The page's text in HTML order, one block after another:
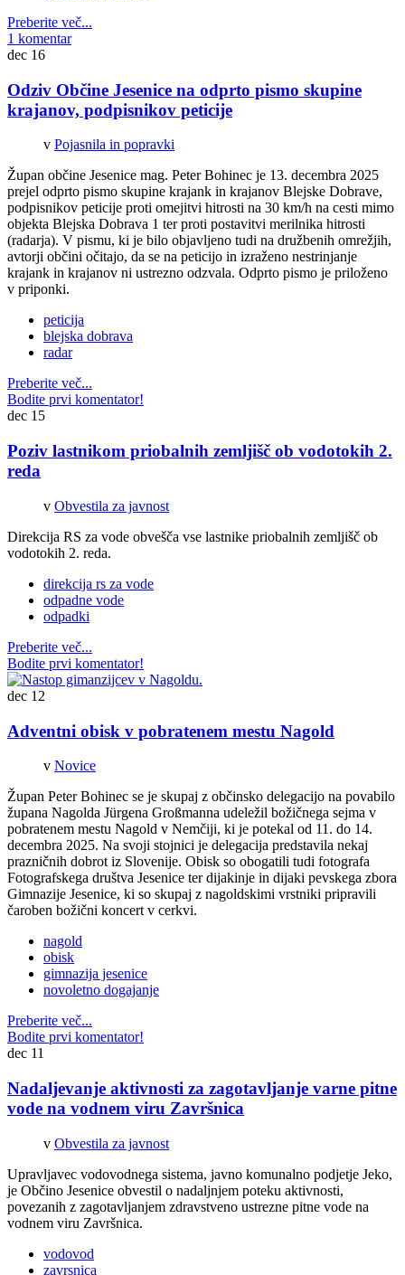
Preberite več...
1 komentar
dec 16
Odziv Občine Jesenice na odprto pismo skupine
krajanov, podpisnikov peticije
v Pojasnila in popravki
Župan občine Jesenice mag. Peter Bohinec je 13. decembra 2025
prejel odprto pismo skupine krajank in krajanov Blejske Dobrave,
podpisnikov peticije proti omejitvi hitrosti na 30 km/h na cesti mimo
objekta Blejska Dobrava 1 ter proti postavitvi merilnika hitrosti
(radarja). V pismu, ki je bilo objavljeno tudi na družbenih omrežjih,
avtorji občini očitajo, da se na peticijo in izraženo nestrinjanje
krajank in krajanov ni ustrezno odzvala. Odprto pismo je priloženo
v priponki.
peticija
blejska dobrava
radar
Preberite več...
Bodite prvi komentator!
dec 15
Poziv lastnikom priobalnih zemljišč ob vodotokih 2.
reda
v Obvestila za javnost
Direkcija RS za vode obvešča vse lastnike priobalnih zemljišč ob
vodotokih 2. reda.
direkcija rs za vode
odpadne vode
odpadki
Preberite več...
Bodite prvi komentator!
dec 12
Adventni obisk v pobratenem mestu Nagold
v Novice
Župan Peter Bohinec se je skupaj z občinsko delegacijo na povabilo
župana Nagolda Jürgena Großmanna udeležil božičnega sejma v
pobratenem mestu Nagold v Nemčiji, ki je potekal od 11. do 14.
decembra 2025. Na svoji stojnici je delegacija predstavila nekaj
prazničnih dobrot iz Slovenije. Obisk so obogatili tudi fotografa
Fotografskega društva Jesenice ter dijakinje in dijaki pevskega zbora
Gimnazije Jesenice, ki so skupaj z nagoldskimi vrstniki pripravili
čaroben božični koncert v cerkvi.
nagold
obisk
gimnazija jesenice
novoletno dogajanje
Preberite več...
Bodite prvi komentator!
dec 11
Nadaljevanje aktivnosti za zagotavljanje varne pitne
vode na vodnem viru Završnica
v Obvestila za javnost
Upravljavec vodovodnega sistema, javno komunalno podjetje Jeko,
je Občino Jesenice obvestil o nadaljnjem poteku aktivnosti,
povezanih z zagotavljanjem zdravstveno ustrezne pitne vode na
vodnem viru Završnica.
vodovod
zavrsnica